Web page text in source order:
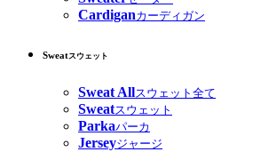
Cardiganカーディガン
Sweatスウェット
Sweat Allスウェット全て
Sweatスウェット
Parkaパーカ
Jerseyジャージ